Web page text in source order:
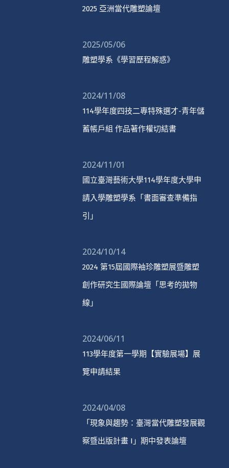
2025 亞洲當代雕塑論壇
2025/05/06
雕塑學系《學習歷程解惑》
2024/11/08
114學年度四技二專特殊選才-青年儲
蓄帳戶組 作品著作權切結書
2024/11/01
國立臺灣藝術大學114學年度大學申
請入學雕塑學系「書面審查準備指
引」
2024/10/14
2024 第15屆國際袖珍雕塑展暨雕塑
創作研究生國際論壇「思考的拋物
線」
2024/06/11
113學年度第一學期【實驗展場】展
覽申請結果
2024/04/08
「現象與趨勢：臺灣當代雕塑發展觀
察暨出版計畫 I」期中發表論壇